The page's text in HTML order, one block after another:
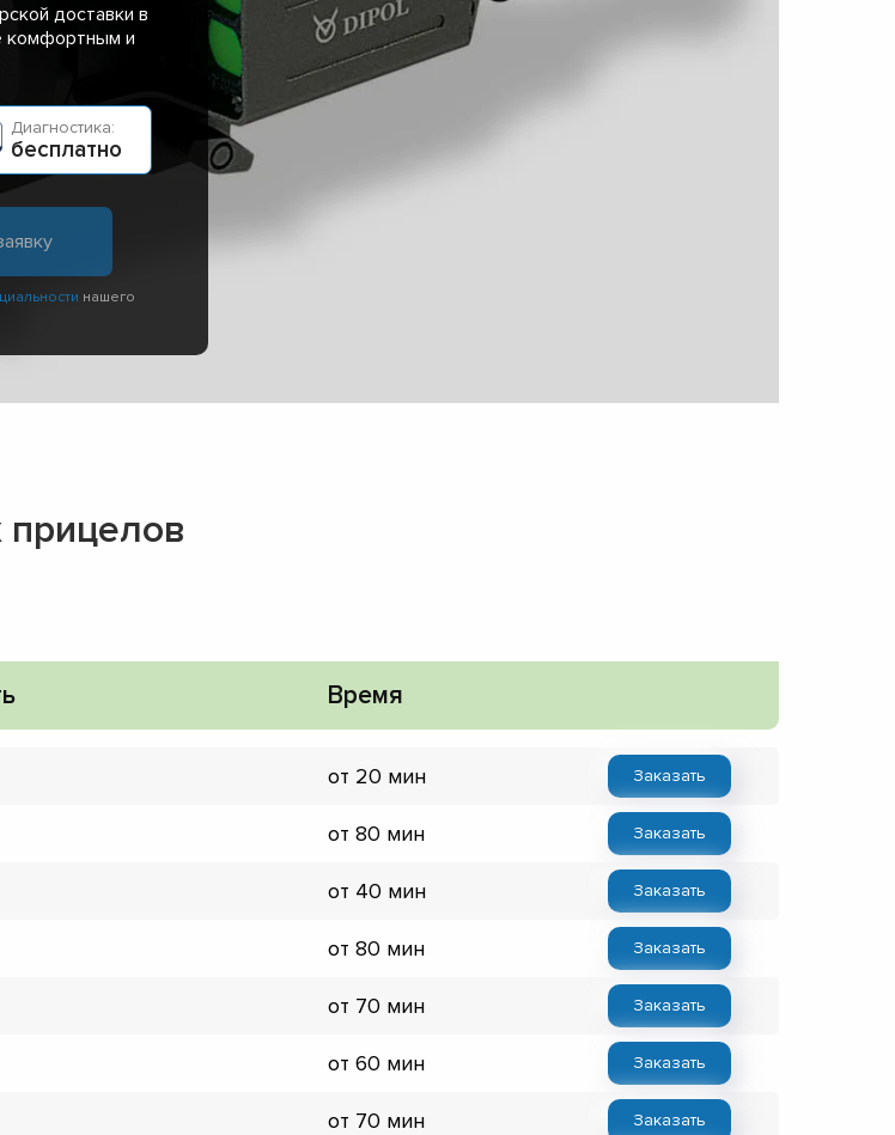
доставки в
комфортным и
Диагностика:
бесплатно
нашего
Время
от 20 мин Заказать
от 80 мин Заказать
от 40 мин Заказать
от 80 мин Заказать
от 70 мин Заказать
от 60 мин Заказать
от 70 мин Заказать